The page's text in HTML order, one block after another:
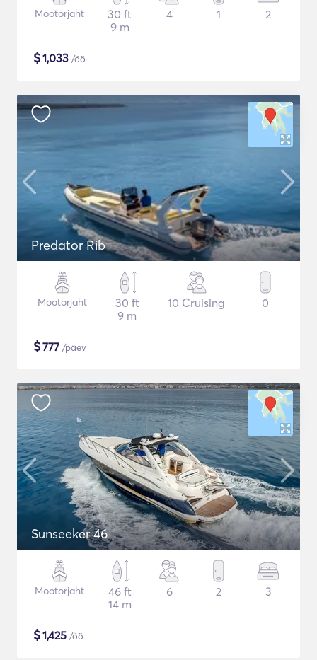
Mootorjaht
30 ft
9 m
4 1 2
$1,033 /öö
Predator Rib
Mootorjaht
30 ft
9 m
10 Cruising 0
$777 /päev
Sunseeker 46
Mootorjaht
46 ft
14 m
6 2 3
$1,425 /öö